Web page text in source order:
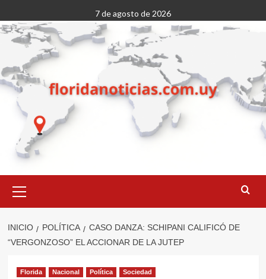
al
contenido
7 de agosto de 2026
primario
INICIO POLÍTICA
CASO DANZA: SCHIPANI CALIFICÓ DE
“VERGONZOSO” EL ACCIONAR DE LA JUTEP
Florida Nacional Política Sociedad